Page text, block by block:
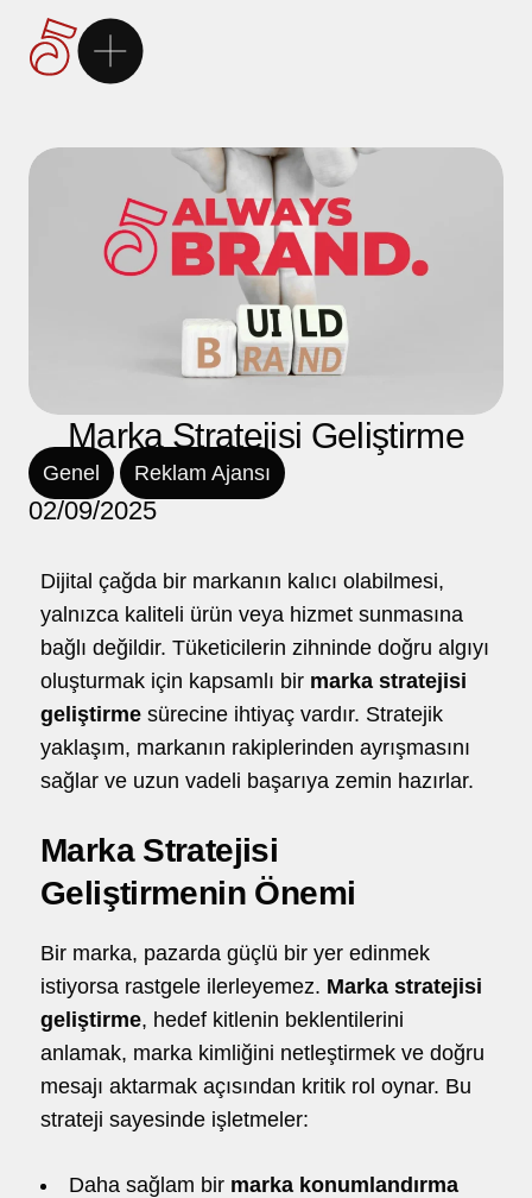
5Brand
Markalarımız
Hizmetlerimiz
Kariyer
İletişim
hello@5brand.co hello@5brand.co
Marka Stratejisi Geliştirme
Genel Reklam Ajansı
02/09/2025
Dijital çağda bir markanın kalıcı olabilmesi,
yalnızca kaliteli ürün veya hizmet sunmasına
bağlı değildir. Tüketicilerin zihninde doğru algıyı
oluşturmak için kapsamlı bir marka stratejisi
geliştirme sürecine ihtiyaç vardır. Stratejik
yaklaşım, markanın rakiplerinden ayrışmasını
sağlar ve uzun vadeli başarıya zemin hazırlar.
Marka Stratejisi
Geliştirmenin Önemi
Bir marka, pazarda güçlü bir yer edinmek
istiyorsa rastgele ilerleyemez. Marka stratejisi
geliştirme, hedef kitlenin beklentilerini
anlamak, marka kimliğini netleştirmek ve doğru
mesajı aktarmak açısından kritik rol oynar. Bu
strateji sayesinde işletmeler:
Daha sağlam bir marka konumlandırma